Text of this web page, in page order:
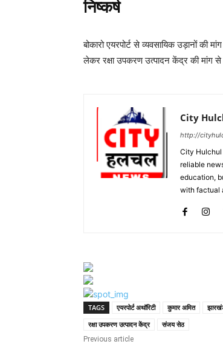
निष्कर्ष
बोकारो एयरपोर्ट से व्यवसायिक उड़ानों
लेकर रक्षा उपकरण उत्पादन केंद्र की मांग से
City
http://
City
reliable
education,
with factual
TAGS एयरपोर्ट अथॉरिटी कुमार अमित
रक्षा उपकरण उत्पादन केंद्र
संजय सेठ
Previous article